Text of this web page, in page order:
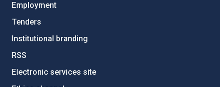
Employment
Tenders
Institutional branding
RSS
Electronic services site